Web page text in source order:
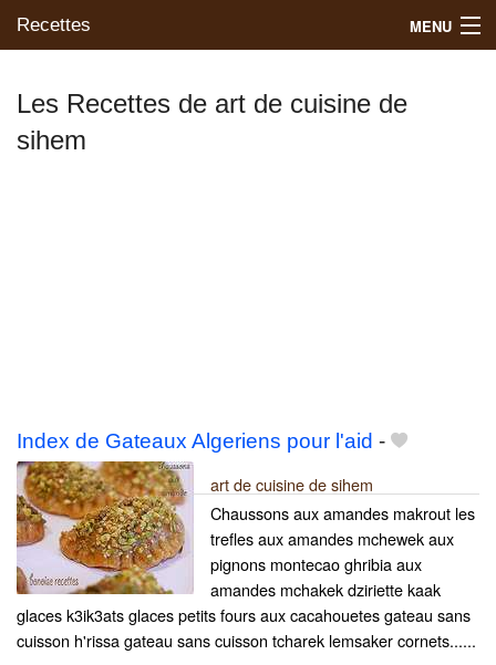
Recettes MENU
Mes blogs préférés
Les Recettes de art de cuisine de
sihem
Index de Gateaux Algeriens pour l'aid -
art de cuisine de sihem
Chaussons aux amandes makrout les
trefles aux amandes mchewek aux
pignons montecao ghribia aux
amandes mchakek dziriette kaak
glaces k3ik3ats glaces petits fours aux cacahouetes gateau sans
cuisson h'rissa gateau sans cuisson tcharek lemsaker cornets......